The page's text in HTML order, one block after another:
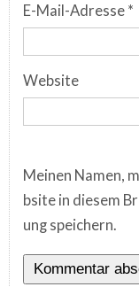
E-Mail-Adresse *
Website
Meinen Namen,
bsite in diesem
ung speichern.